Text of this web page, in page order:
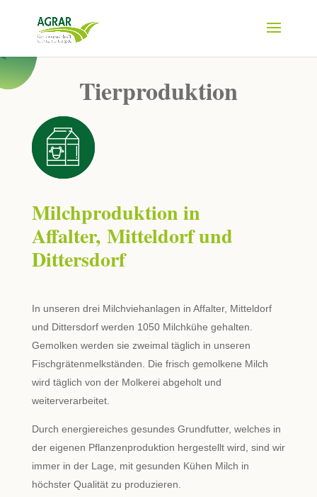
Tierproduktion
Milchproduktion in
Affalter, Mitteldorf und
Dittersdorf
In unseren drei Milchviehanlagen in Affalter, Mitteldorf
und Dittersdorf werden 1050 Milchkühe gehalten.
Gemolken werden sie zweimal täglich in unseren
Fischgrätenmelkständen. Die frisch gemolkene Milch
wird täglich von der Molkerei abgeholt und
weiterverarbeitet.
Durch energiereiches gesundes Grundfutter, welches in
der eigenen Pflanzenproduktion hergestellt wird, sind wir
immer in der Lage, mit gesunden Kühen Milch in
höchster Qualität zu produzieren.